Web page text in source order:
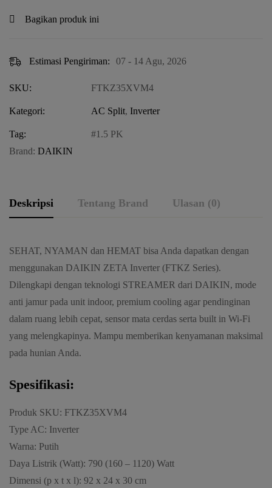
Bagikan produk ini
Estimasi Pengiriman: 07 - 14 Agu, 2026
SKU: FTKZ35XVM4
Kategori: AC Split, Inverter
Tag:
1.5 PK
Brand: DAIKIN
Deskripsi Tentang Brand Ulasan (0)
SEHAT, NYAMAN dan HEMAT bisa Anda dapatkan dengan
menggunakan DAIKIN ZETA Inverter (FTKZ Series).
Dilengkapi dengan teknologi STREAMER dari DAIKIN, mode
anti jamur pada unit indoor, premium cooling agar pendinginan
dalam ruang lebih cepat, sensor mata cerdas serta built in Wi-Fi
yang melengkapinya. Mampu memberikan kenyamanan maksimal
pada hunian Anda.
Spesifikasi:
Produk SKU: FTKZ35XVM4
Type AC: Inverter
Warna: Putih
Daya Listrik (Watt): 790 (160 – 1120) Watt
Dimensi (p x t x l): 92 x 24 x 30 cm